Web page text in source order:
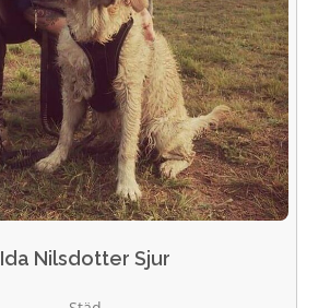
Ida Nilsdotter Sjur